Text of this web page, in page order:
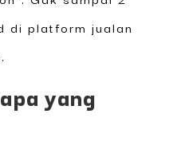
di platform jualan
yang